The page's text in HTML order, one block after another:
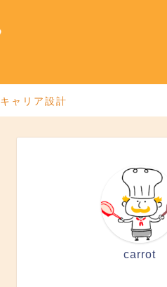
キャリア設計
carrot